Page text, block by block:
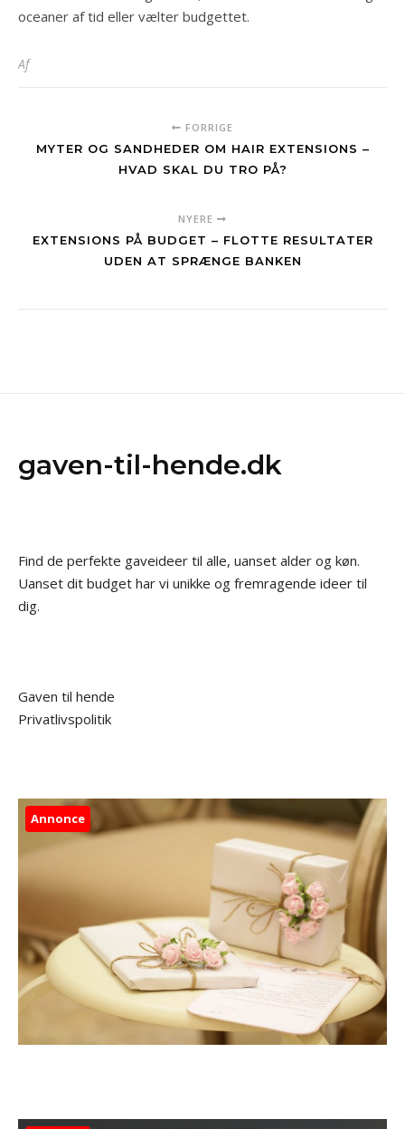
oceaner af tid eller vælter budgettet.
Af
FORRIGE
MYTER OG SANDHEDER OM HAIR EXTENSIONS –
HVAD SKAL DU TRO PÅ?
NYERE
EXTENSIONS PÅ BUDGET – FLOTTE RESULTATER
UDEN AT SPRÆNGE BANKEN
gaven-til-hende.dk
Find de perfekte gaveideer til alle, uanset alder og køn.
Uanset dit budget har vi unikke og fremragende ideer til
dig.
Gaven til hende
Privatlivspolitik
Annonce